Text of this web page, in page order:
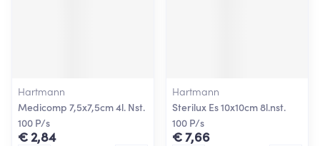
Hartmann
Medicomp 7,5x7,5cm 4l. Nst.
100 P/s
€ 2,84
Hartmann
Sterilux Es 10x10cm 8l.nst.
100 P/s
€ 7,66